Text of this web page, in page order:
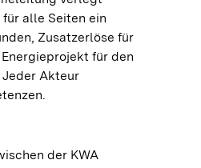
alle Seiten ein
Zusatzerlöse für
für den
Akteur
der KWA